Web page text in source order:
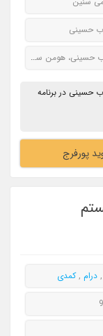
حسینی
هومن سیدی و نوید پورفرج
در برنامه
پورفرج
, درام ,کمدی